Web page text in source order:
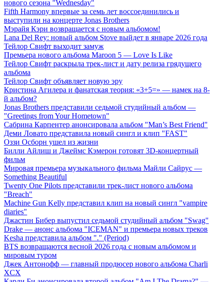
нового сезона "Wednesday"
Fifth Harmony впервые за семь лет воссоединились и
выступили на концерте Jonas Brothers
Мэрайя Кэри возвращается с новым альбомом!
Lana Del Rey: новый альбом Stove выйдет в январе 2026 года
Тейлор Свифт выходит замуж
Премьера нового альбома Maroon 5 — Love Is Like
Тейлор Свифт раскрыла трек-лист и дату релиза грядущего
альбома
Тейлор Свифт объявляет новую эру
Кристина Агилера и фанатская теория: «3+5=» — намек на 8-
й альбом?
Jonas Brothers представили седьмой студийный альбом —
"Greetings from Your Hometown"
Сабрина Карпентер анонсировала альбом "Man’s Best Friend"
Деми Ловато представила новый сингл и клип "FAST"
Оззи Осборн ушел из жизни
Билли Айлиш и Джеймс Кэмерон готовят 3D-концертный
фильм
Мировая премьера музыкального фильма Майли Сайрус —
Something Beautiful
Twenty One Pilots представили трек-лист нового альбома
"Breach"
Machine Gun Kelly представил клип на новый сингл "vampire
diaries"
Джастин Бибер выпустил седьмой студийный альбом "Swag"
Drake — анонс альбома "ICEMAN" и премьера новых треков
Kesha представила альбом "." (Period)
BTS возвращаются весной 2026 года с новым альбомом и
мировым туром
Джек Антонофф — главный продюсер нового альбома Charli
XCX